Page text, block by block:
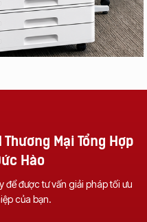
Vì Sao Nên Đầu Tư
Thương Mại Tổng Hợp
Hào
được tư vấn giải pháp tối ưu
của bạn.